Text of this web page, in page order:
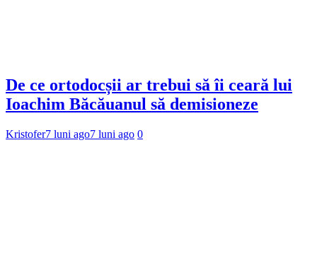
De ce ortodocșii ar trebui să îi ceară lui
Ioachim Băcăuanul să demisioneze
Kristofer7 luni ago7 luni ago 0